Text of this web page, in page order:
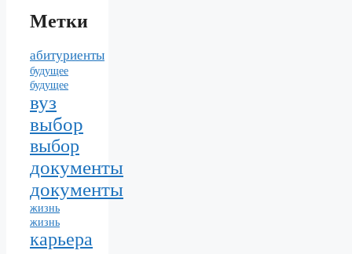
Метки
абитуриенты
будущее
будущее
вуз
выбор
выбор
документы
документы
жизнь
жизнь
карьера